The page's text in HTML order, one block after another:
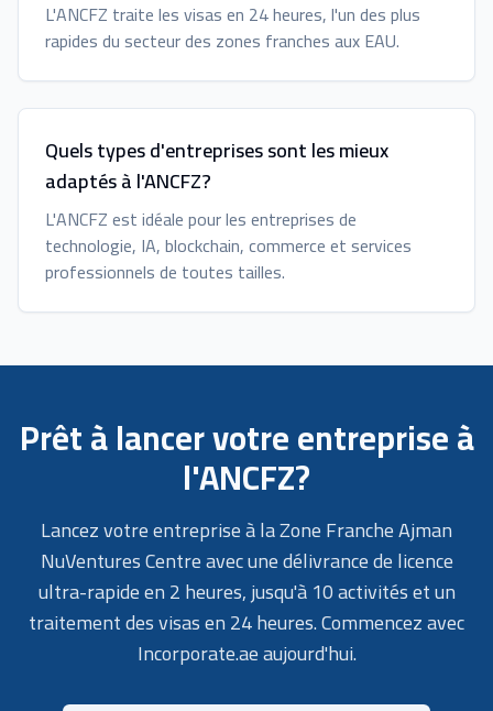
L'ANCFZ traite les visas en 24 heures, l'un des plus
rapides du secteur des zones franches aux EAU.
Quels types d'entreprises sont les mieux
adaptés à l'ANCFZ?
L'ANCFZ est idéale pour les entreprises de
technologie, IA, blockchain, commerce et services
professionnels de toutes tailles.
Prêt à lancer votre entreprise à
l'ANCFZ?
Lancez votre entreprise à la Zone Franche Ajman
NuVentures Centre avec une délivrance de licence
ultra-rapide en 2 heures, jusqu'à 10 activités et un
traitement des visas en 24 heures. Commencez avec
Incorporate.ae aujourd'hui.